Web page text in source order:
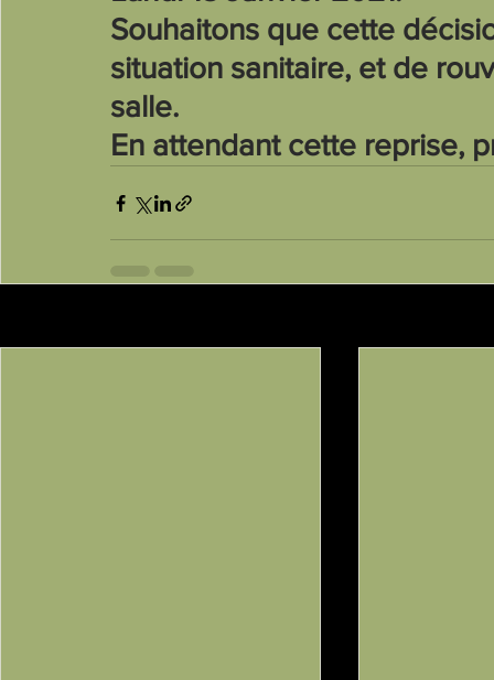
Souhaitons que cette
situation sanitaire, et de
salle.
En attendant cette reprise,